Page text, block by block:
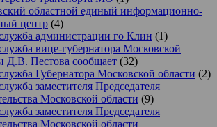
областной единый информационно-
центр (4)
администрации го Клин (1)
вице-губернатора Московской
Д.В. Пестова сообщает (32)
Губернатора Московской области (2)
заместителя Председателя
Московской области (9)
заместителя Председателя
Московской области